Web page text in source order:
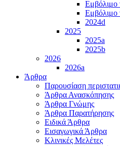
Εμβόλιμο
Εμβόλιμο
2024d
2025
2025a
2025b
2026
2026a
Άρθρα
Παρουσίαση
Άρθρα Ανασκόπησης
Άρθρα Γνώμης
Άρθρα Παρατήρησης
Ειδικά Άρθρα
Εισαγωγικά Άρθρα
Κλινικές Μελέτες